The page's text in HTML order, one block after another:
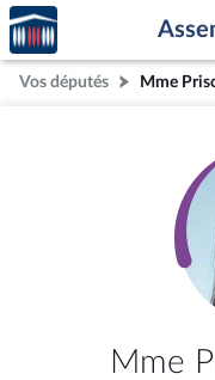
Aller au contenu
Aller en bas de la page
Accèder
à la
page
d'accueil
Vos députés
Mme